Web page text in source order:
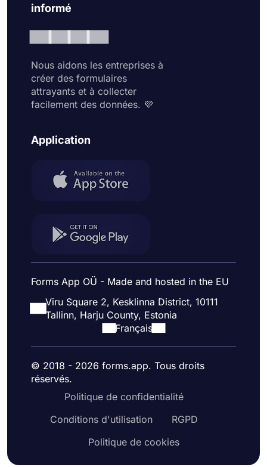
informé
Nous aidons les entreprises à
créer des formulaires
attrayants et à collecter
facilement des données. 💜
Application
Forms App OÜ - Made and hosted in the EU
Viru Square 2, Kesklinna District, 10111
Tallinn, Harju County, Estonia
Français
© 2018 - 2026 forms.app. Tous droits
réservés.
Politique de confidentialité
Conditions d'utilisation
RGPD
Politique de cookies